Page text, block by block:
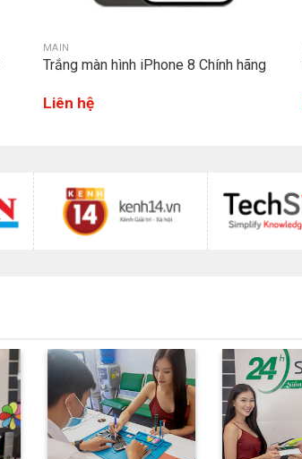
MAIN
Trắng màn hình iPhone 8 Chính hãng
Liên hệ